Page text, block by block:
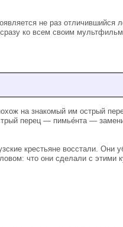
не раз отличившийся
ко всем своим
на знакомый им острый
перец — пимье́нта —
крестьяне восстали. Они
что они сделали с этими